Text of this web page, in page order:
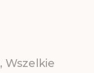
, Wszelkie